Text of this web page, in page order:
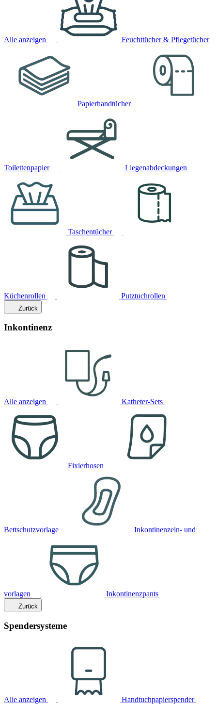
Alle anzeigen Feuchttücher & Pflegetücher
Papierhandtücher
Toilettenpapier Liegenabdeckungen
Taschentücher
Küchenrollen Putztuchrollen
Zurück
Inkontinenz
Alle anzeigen Katheter-Sets
Fixierhosen
Bettschutzvorlage Inkontinenzein- und
vorlagen Inkontinenzpants
Zurück
Spendersysteme
Alle anzeigen Handtuchpapierspender